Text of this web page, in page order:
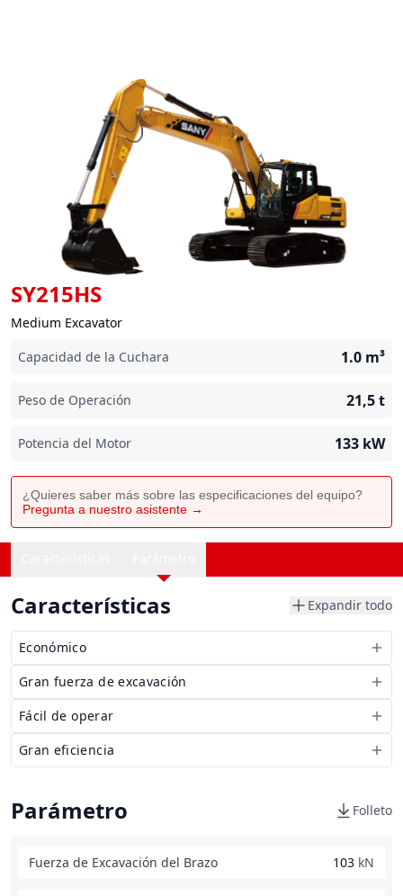
SY215HS
Medium Excavator
Capacidad de la Cuchara
1.0 m³
Peso de Operación 21,5t
Potencia del Motor 133 kW
¿Quieres saber más sobre las especificaciones del equipo?
Pregunta a nuestro asistente →
Características Expandir todo
Económico
Gran fuerza de excavación
Fácil de operar
Gran eficiencia
Parámetro Folleto
Fuerza de Excavación del Brazo 103 kN